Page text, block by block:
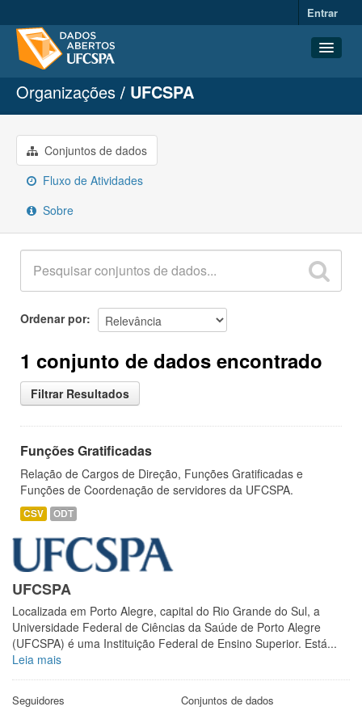
Entrar
Conjuntos de dados
Organizações
Grupos
Sobre
Organizações UFCSPA
Conjuntos de dados
Fluxo de Atividades
Sobre
Ordenar por
1 conjunto de dados encontrado
Filtrar Resultados
Funções Gratificadas
Relação de Cargos de Direção, Funções Gratificadas e
Funções de Coordenação de servidores da UFCSPA.
CSV ODT
UFCSPA
Localizada em Porto Alegre, capital do Rio Grande do Sul, a
Universidade Federal de Ciências da Saúde de Porto Alegre
(UFCSPA) é uma Instituição Federal de Ensino Superior. Está...
Leia mais
Seguidores Conjuntos de dados